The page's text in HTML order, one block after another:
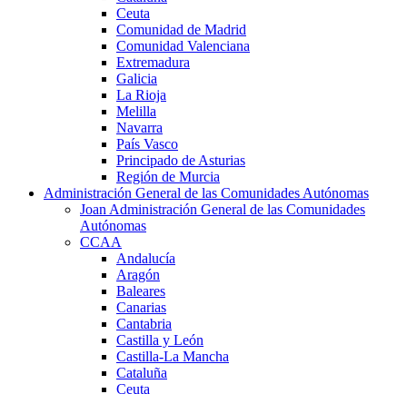
Ceuta
Comunidad de Madrid
Comunidad Valenciana
Extremadura
Galicia
La Rioja
Melilla
Navarra
País Vasco
Principado de Asturias
Región de Murcia
Administración General de las Comunidades Autónomas
Joan Administración General de las Comunidades
Autónomas
CCAA
Andalucía
Aragón
Baleares
Canarias
Cantabria
Castilla y León
Castilla-La Mancha
Cataluña
Ceuta